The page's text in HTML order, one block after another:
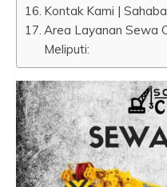
Kontak Kami |
Area Layanan Sewa
Meliputi: